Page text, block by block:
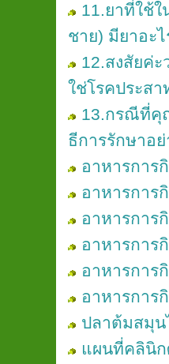
11.ยาที่ใช้
ชาย) มียาอะ
12.สงสัยค่ะ
ใช่โรคประสา
13.กรณีที่คุ
ธีการรักษาอย่
อาหารการ
อาหารการ
อาหารการ
อาหารการ
อาหารการ
อาหารการ
ปลาต้มสมุน
แผนที่คลินิก